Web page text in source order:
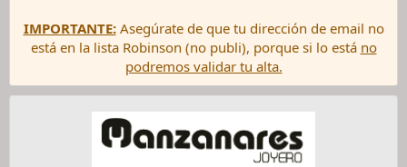
IMPORTANTE:Asegúrate de que tu dirección de email no
está en la lista Robinson (no publi), porque si lo está no
podremos validar tu alta.